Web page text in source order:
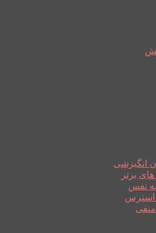
انگیزشی
برتر
به نفس
استرس
منفی